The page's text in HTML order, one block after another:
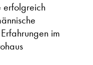
erfolgreich
im